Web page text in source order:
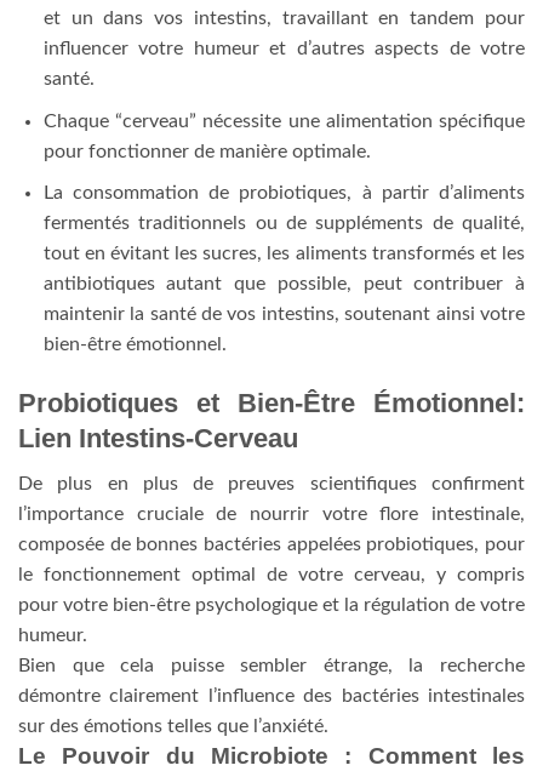
et un dans vos intestins, travaillant en tandem pour
influencer votre humeur et d’autres aspects de votre
santé.
Chaque “cerveau” nécessite une alimentation spécifique
pour fonctionner de manière optimale.
La consommation de probiotiques, à partir d’aliments
fermentés traditionnels ou de suppléments de qualité,
tout en évitant les sucres, les aliments transformés et les
antibiotiques autant que possible, peut contribuer à
maintenir la santé de vos intestins, soutenant ainsi votre
bien-être émotionnel.
Probiotiques et Bien-Être Émotionnel:
Lien Intestins-Cerveau
De plus en plus de preuves scientifiques confirment
l’importance cruciale de nourrir votre flore intestinale,
composée de bonnes bactéries appelées probiotiques, pour
le fonctionnement optimal de votre cerveau, y compris
pour votre bien-être psychologique et la régulation de votre
humeur.
Bien que cela puisse sembler étrange, la recherche
démontre clairement l’influence des bactéries intestinales
sur des émotions telles que l’anxiété.
Le Pouvoir du Microbiote : Comment les